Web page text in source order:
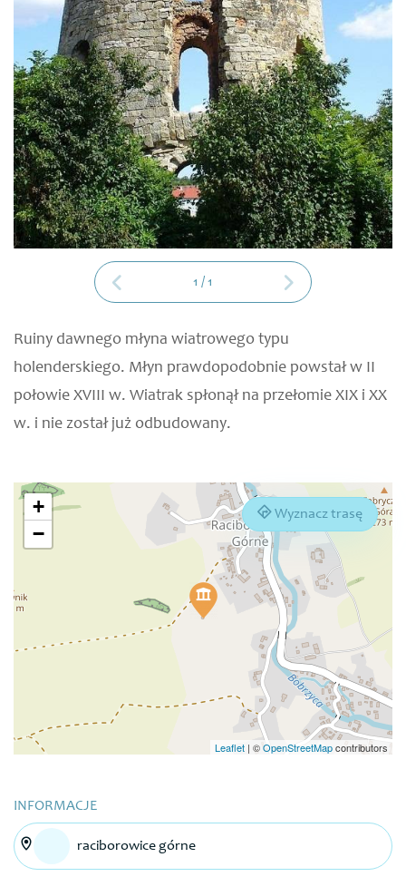
1 /1
Ruiny dawnego młyna wiatrowego typu
holenderskiego. Młyn prawdopodobnie powstał w II
połowie XVIII w. Wiatrak spłonął na przełomie XIX i XX
w. i nie został już odbudowany.
Wyznacz trasę
+
−
Leaflet | ©OpenStreetMapcontributors
INFORMACJE
raciborowice górne